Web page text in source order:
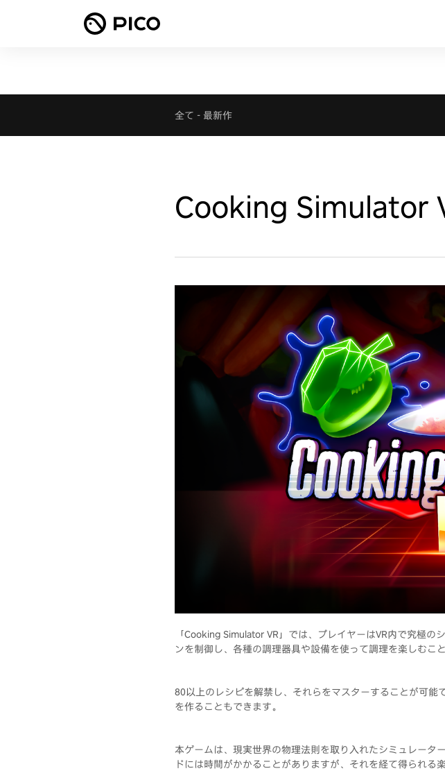
全て - 最新作
Cooking Simulator
「Cooking Simulator VR」では、プレイヤーはVR内で究極
ンを制御し、各種の調理器具や設備を使って調理を楽しむこと
80以上のレシピを解禁し、それらをマスターすることが可
を作ることもできます。
本ゲームは、現実世界の物理法則を取り入れたシミュレータ
ドには時間がかかることがありますが、それを経て得られ